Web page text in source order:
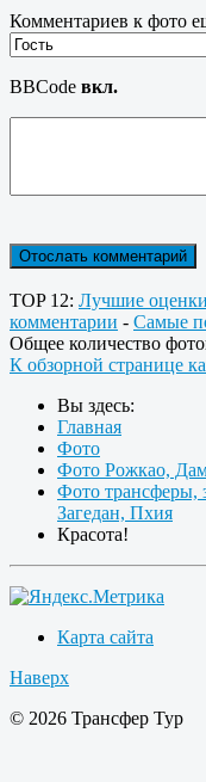
Комментариев к фото
BBCode вкл.
TOP 12: Лучшие оценки
комментарии - Самые
Общее количество
К обзорной странице
Вы здесь:
Главная
Фото
Фото Рожкао,
Фото трансферы,
Загедан, Пхия
Красота!
Карта сайта
Наверх
© 2026 Трансфер Тур